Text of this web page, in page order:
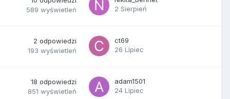
589 wyświetleń
2 Sierpień
2 odpowiedzi
193 wyświetleń
ct69
26 Lipiec
18 odpowiedzi
851 wyświetleń
adam1501
24 Lipiec